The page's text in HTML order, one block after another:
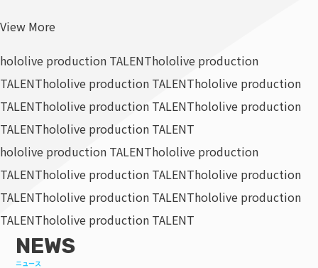
View More
hololive production TALENThololive production
TALENThololive production TALENThololive production
TALENThololive production TALENThololive production
TALENThololive production TALENT
hololive production TALENThololive production
TALENThololive production TALENThololive production
TALENThololive production TALENThololive production
TALENThololive production TALENT
NEWS
ニュース